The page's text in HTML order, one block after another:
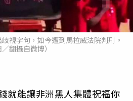
視字句，如今遭到馬拉威法院判刑。
／翻攝自微博）
就能讓非洲黑人集體祝福你